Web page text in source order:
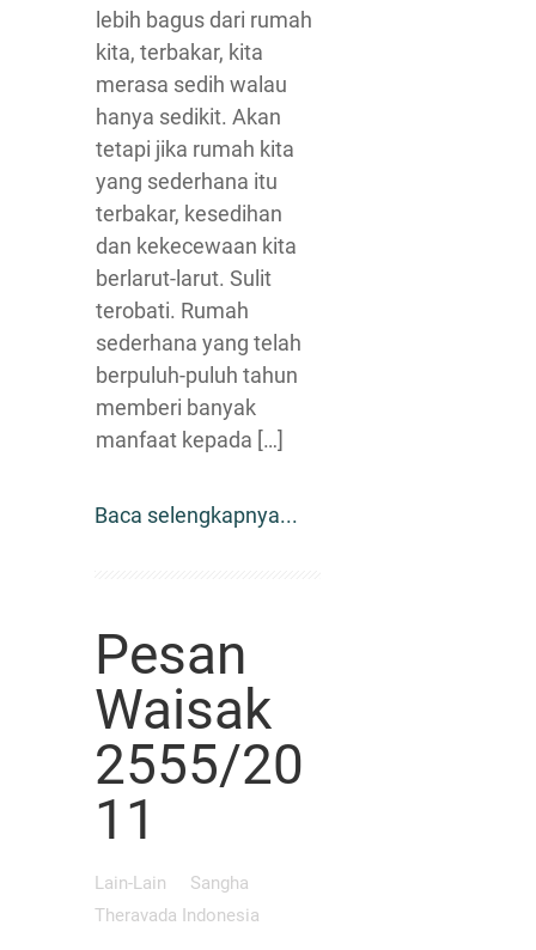
lebih bagus dari rumah
kita, terbakar, kita
merasa sedih walau
hanya sedikit. Akan
tetapi jika rumah kita
yang sederhana itu
terbakar, kesedihan
dan kekecewaan kita
berlarut-larut. Sulit
terobati. Rumah
sederhana yang telah
berpuluh-puluh tahun
memberi banyak
manfaat kepada […]
Baca selengkapnya...
Pesan
Waisak
2555/20
11
Lain-Lain
Sangha
Theravada Indonesia